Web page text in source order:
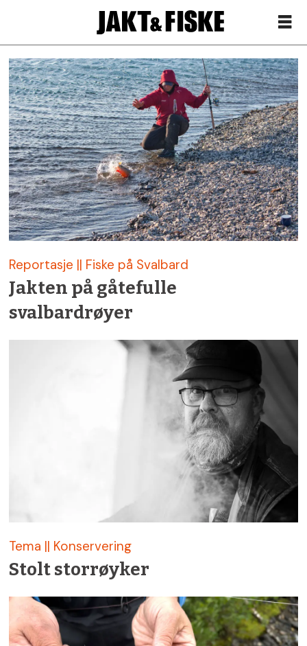
Siste
nytt
om
røye
–
Jakt
&
Fiske
Reportasje || Fiske på Svalbard
Jakten på gåtefulle
svalbardrøyer
Tema || Konservering
Stolt storrøyker